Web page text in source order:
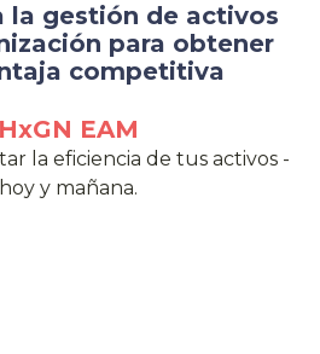
la gestión de activos
para obtener
competitiva
HxGN EAM
la eficiencia de tus activos -
hoy y mañana.